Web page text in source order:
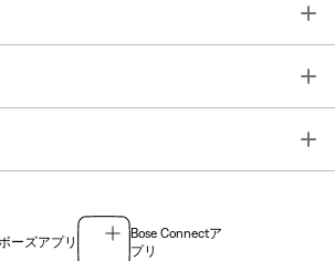
ーズアプリ
Bose Connectア
プリ